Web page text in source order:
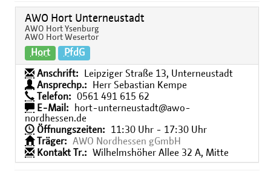
AWO Hort Unterneustadt
AWO Hort Ysenburg
AWO Hort Wesertor
Hort PfdG
Anschrift:
Leipziger Straße 13, Unterneustadt
Ansprechp.:
Herr Sebastian Kempe
Telefon:
0561 491 615 62
E-Mail:
hort-unterneustadt@awo-
nordhessen.de
Öffnungszeiten:
11:30 Uhr - 17:30 Uhr
Träger:
AWO Nordhessen gGmbH
Kontakt Tr.:
Wilhelmshöher Allee 32 A, Mitte